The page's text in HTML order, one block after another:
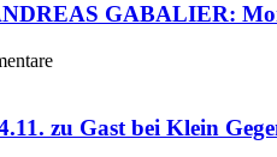
GABALIER:
zu Gast bei Klein